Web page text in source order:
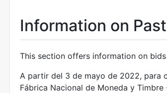
Information on
This section offers information on
A partir del 3 de mayo de 2022, para
Fábrica Nacional de Moneda y